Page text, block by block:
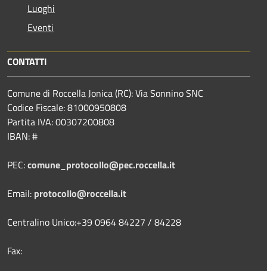
Luoghi
Eventi
CONTATTI
Comune di Roccella Jonica (RC): Via Sonnino SNC
Codice Fiscale: 81000950808
Partita IVA: 00307200808
IBAN: #
PEC:comune_protocollo@pec.roccella.it
Email: protocollo@roccella.it
Centralino Unico:+39 0964 84227 / 84228
Fax: